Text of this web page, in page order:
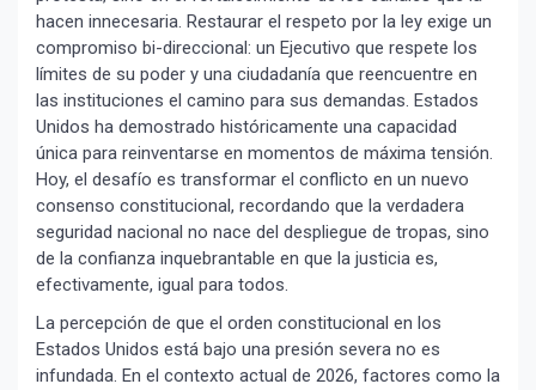
hacen innecesaria. Restaurar el respeto por la ley exige un
compromiso bi-direccional: un Ejecutivo que respete los
límites de su poder y una ciudadanía que reencuentre en
las instituciones el camino para sus demandas. Estados
Unidos ha demostrado históricamente una capacidad
única para reinventarse en momentos de máxima tensión.
Hoy, el desafío es transformar el conflicto en un nuevo
consenso constitucional, recordando que la verdadera
seguridad nacional no nace del despliegue de tropas, sino
de la confianza inquebrantable en que la justicia es,
efectivamente, igual para todos.
La percepción de que el orden constitucional en los
Estados Unidos está bajo una presión severa no es
infundada. En el contexto actual de 2026, factores como la